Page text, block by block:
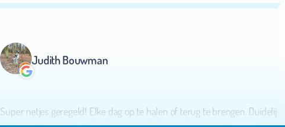
opbouw instructies worden bij geleverd. Kom zeker terug.